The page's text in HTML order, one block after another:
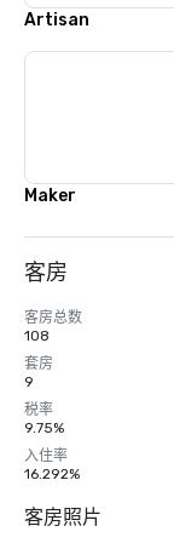
Artisan
Maker
客房
客房总数
108
套房
9
税率
9.75%
入住率
16.292%
客房照片